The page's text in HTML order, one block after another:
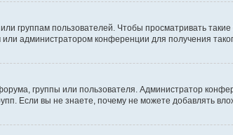
группам пользователей. Чтобы просматривать
администратором конференции для получения
группы или пользователя. Администратор
Если вы не знаете, почему не можете добавлять